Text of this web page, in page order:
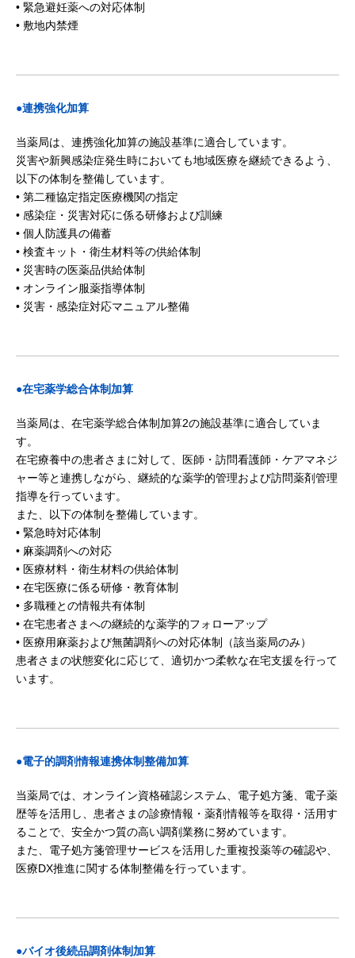
• 緊急避妊薬への対応体制
• 敷地内禁煙
●連携強化加算
当薬局は、連携強化加算の施設基準に適合しています。
災害や新興感染症発生時においても地域医療を継続できるよう、
以下の体制を整備しています。
• 第二種協定指定医療機関の指定
• 感染症・災害対応に係る研修および訓練
• 個人防護具の備蓄
• 検査キット・衛生材料等の供給体制
• 災害時の医薬品供給体制
• オンライン服薬指導体制
• 災害・感染症対応マニュアル整備
●在宅薬学総合体制加算
当薬局は、在宅薬学総合体制加算2の施設基準に適合していま
す。
在宅療養中の患者さまに対して、医師・訪問看護師・ケアマネジ
ャー等と連携しながら、継続的な薬学的管理および訪問薬剤管理
指導を行っています。
また、以下の体制を整備しています。
• 緊急時対応体制
• 麻薬調剤への対応
• 医療材料・衛生材料の供給体制
• 在宅医療に係る研修・教育体制
• 多職種との情報共有体制
• 在宅患者さまへの継続的な薬学的フォローアップ
• 医療用麻薬および無菌調剤への対応体制（該当薬局のみ）
患者さまの状態変化に応じて、適切かつ柔軟な在宅支援を行って
います。
●電子的調剤情報連携体制整備加算
当薬局では、オンライン資格確認システム、電子処方箋、電子薬
歴等を活用し、患者さまの診療情報・薬剤情報等を取得・活用す
ることで、安全かつ質の高い調剤業務に努めています。
また、電子処方箋管理サービスを活用した重複投薬等の確認や、
医療DX推進に関する体制整備を行っています。
●バイオ後続品調剤体制加算